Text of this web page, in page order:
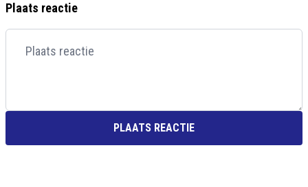
Plaats reactie
PLAATS REACTIE